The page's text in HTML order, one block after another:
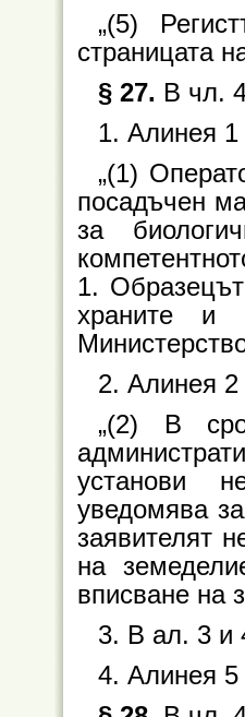
„(5)
страницата
§ 27. В чл.
1. Алинея 1
„(1)
посадъчен
за
1.
храните и
2. Алинея 2
„(2) В
установи
уведомява
заявителят
на
вписване на
3. В ал. 3 и
4. Алинея 5